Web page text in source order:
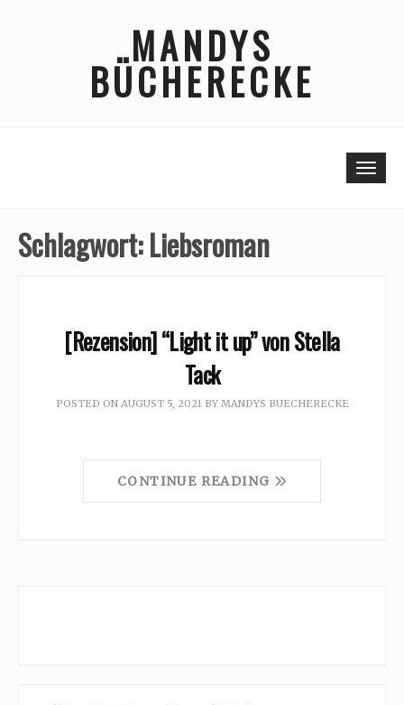
MANDYS
BÜCHERECKE
Schlagwort:Liebsroman
[Rezension] “Light it up” von Stella
Tack
POSTED ON AUGUST 5, 2021 BY MANDYS BUECHERECKE
CONTINUE READING